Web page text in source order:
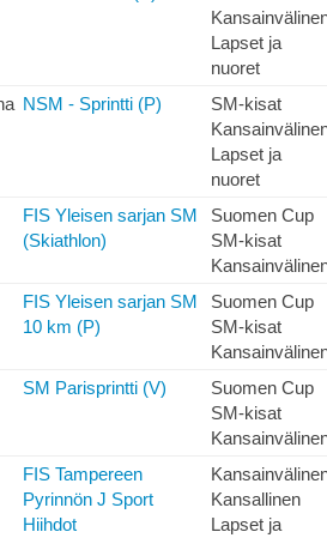
Lapset ja
nuoret
NSM - Sprintti (P)
SM-kisat
Lapset ja
nuoret
FIS Yleisen sarjan SM
(Skiathlon)
Suomen Cup
SM-kisat
FIS Yleisen sarjan SM
10 km (P)
Suomen Cup
SM-kisat
SM Parisprintti (V)
Suomen Cup
SM-kisat
FIS Tampereen
Pyrinnön J Sport
Hiihdot
Kansallinen
Lapset ja